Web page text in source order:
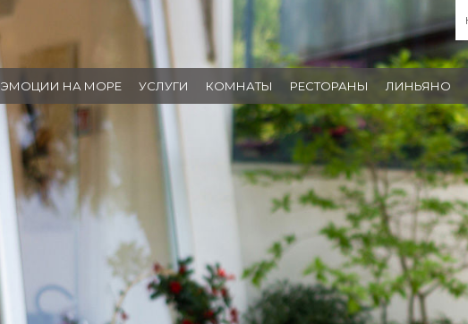
ЭМОЦИИ НА МОРЕ УСЛУГИ КОМНАТЫ РЕСТОРАНЫ ЛИНЬЯНО